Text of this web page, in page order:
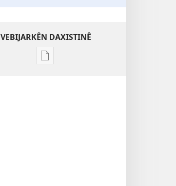
VEBIJARKÊN DAXISTINÊ
Vebijarkên